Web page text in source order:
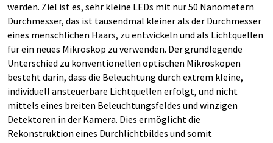
werden. Ziel ist es, sehr kleine LEDs mit nur 50 Nanometern
Durchmesser, das ist tausendmal kleiner als der Durchmesser
eines menschlichen Haars, zu entwickeln und als Lichtquellen
für ein neues Mikroskop zu verwenden. Der grundlegende
Unterschied zu konventionellen optischen Mikroskopen
besteht darin, dass die Beleuchtung durch extrem kleine,
individuell ansteuerbare Lichtquellen erfolgt, und nicht
mittels eines breiten Beleuchtungsfeldes und winzigen
Detektoren in der Kamera. Dies ermöglicht die
Rekonstruktion eines Durchlichtbildes und somit